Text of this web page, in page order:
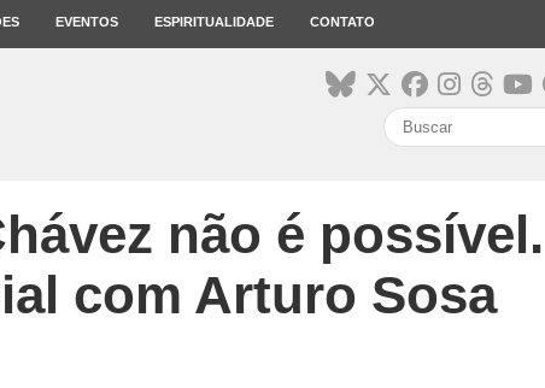
EVENTOS ESPIRITUALIDADE CONTATO
não é possível.
com Arturo Sosa